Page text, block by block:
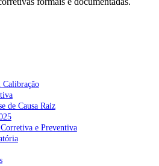
de Causa Raiz
e Preventiva